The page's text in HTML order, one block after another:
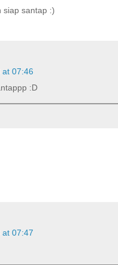
siap santap :)
at 07:46
:D
at 07:47